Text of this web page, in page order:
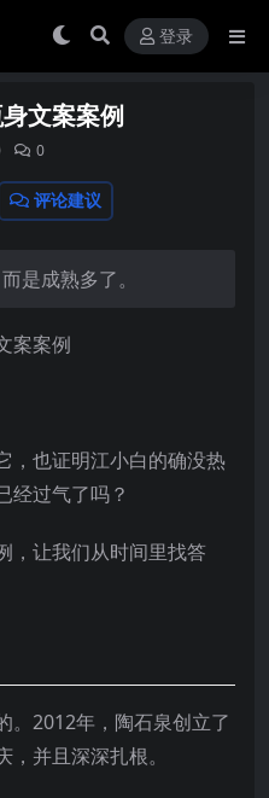
登录
文案案例
0
评论建议
是成熟多了。
，也证明江小白的确没热
经过气了吗？
，让我们从时间里找答
。2012年，陶石泉创立了
并且深深扎根。